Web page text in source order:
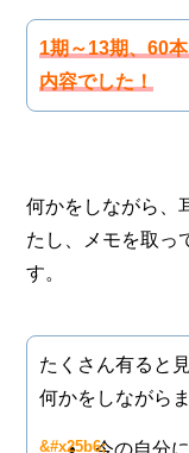
1期～13期、60
内容でした！
何かをしながら、
たし、メモを取っ
す。
たくさん有ると
何かをしながら